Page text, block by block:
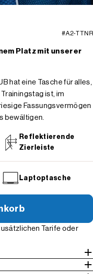
#A2-TTNR
Platz mit unserer
hat eine Tasche für alles,
ist, im
Fassungsvermögen
bewältigen.
Reflektierende
Zierleiste
Laptoptasche
Tarife oder